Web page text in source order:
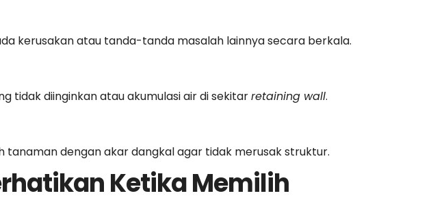
kerusakan atau tanda-tanda masalah lainnya secara berkala.
tidak diinginkan atau akumulasi air di sekitarretaining wall.
tanaman dengan akar dangkal agar tidak merusak struktur.
Ketika Memilih